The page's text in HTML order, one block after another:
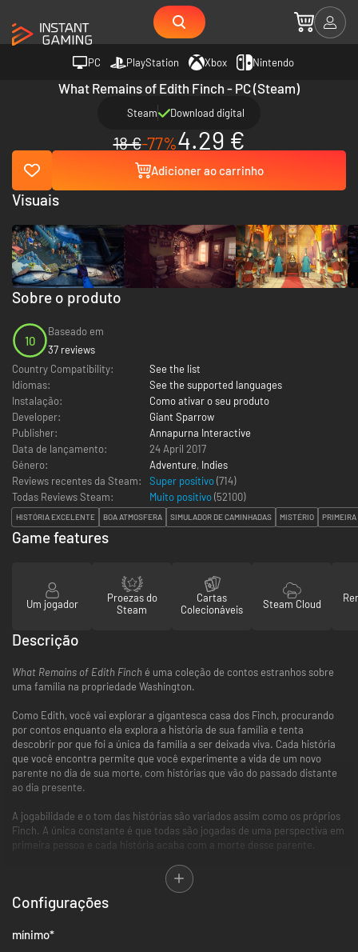
PC PlayStation Xbox Nintendo
What Remains of Edith Finch - PC (Steam)
Steam Download digital
18 €-77%4.29 €
Adicioner ao carrinho
Sobre o produto
10
Baseado em
37 reviews
Country Compatibility:
See the list
Idiomas:
See the supported languages
Instalação:
Como ativar o seu produto
Developer:
Giant Sparrow
Publisher:
Annapurna Interactive
Data de lançamento:
24 April 2017
Género:
Adventure, Indies
Reviews recentes da Steam:
Super positivo(714)
Todas Reviews Steam:
Muito positivo(52100)
HISTÓRIA EXCELENTE BOA ATMOSFERA SIMULADOR DE CAMINHADAS MISTÉRIO PRIMEIRA
Visuais
Game features
Um jogador
Proezas do
Steam
Cartas
Colecionáveis
Steam Cloud
Descrição
What Remains of Edith Finch é uma coleção de contos estranhos sobre
uma família na propriedade Washington.
Como Edith, você vai explorar a gigantesca casa dos Finch, procurando
por contos enquanto ela explora a história de sua família e tenta
descobrir por que foi a única da família a ser deixada viva. Cada história
que você encontra permite que você experimente a vida de um novo
parente no dia de sua morte, com histórias que vão do passado distante
ao dia presente.
A jogabilidade e o tom das histórias são variados assim como os próprios
Finch. A única constante é que todas são jogadas de uma perspectiva em
primeira pessoa e cada história acaba com a morte desse parente.
Ao fim, ele é um jogo sobre como é ser humilde e ficar maravilhado com o
imenso e desconhecido mundo ao nosso redor.
primeira pessoa
Configurações
mínimo*